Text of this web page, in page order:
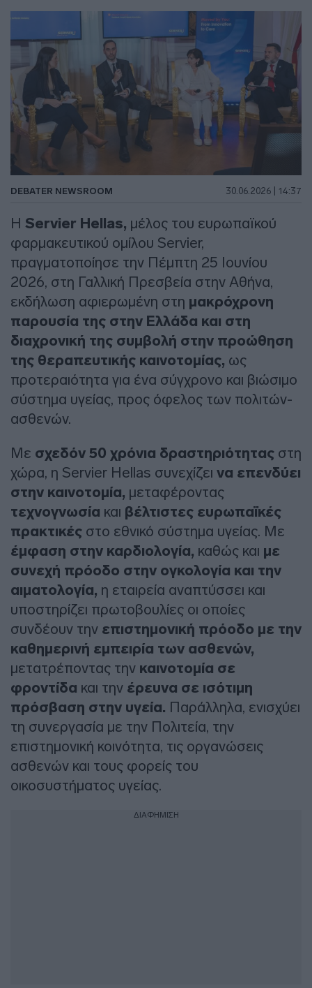
DEBATER NEWSROOM 30.06.2026 | 14:37
Η Servier Hellas, μέλος του ευρωπαϊκού
φαρμακευτικού ομίλου Servier,
πραγματοποίησε την Πέμπτη 25 Ιουνίου
2026, στη Γαλλική Πρεσβεία στην Αθήνα,
εκδήλωση αφιερωμένη στη μακρόχρονη
παρουσία της στην Ελλάδα και στη
διαχρονική της συμβολή στην προώθηση
της θεραπευτικής καινοτομίας, ως
προτεραιότητα για ένα σύγχρονο και βιώσιμο
σύστημα υγείας, προς όφελος των πολιτών-
ασθενών.
Με σχεδόν 50 χρόνια δραστηριότητας στη
χώρα, η Servier Hellas συνεχίζει να επενδύει
στην καινοτομία, μεταφέροντας
τεχνογνωσία και βέλτιστες ευρωπαϊκές
πρακτικές στο εθνικό σύστημα υγείας. Με
έμφαση στην καρδιολογία, καθώς και με
συνεχή πρόοδο στην ογκολογία και την
αιματολογία, η εταιρεία αναπτύσσει και
υποστηρίζει πρωτοβουλίες οι οποίες
συνδέουν την επιστημονική πρόοδο με την
καθημερινή εμπειρία των ασθενών,
μετατρέποντας την καινοτομία σε
φροντίδα και την έρευνα σε ισότιμη
πρόσβαση στην υγεία. Παράλληλα, ενισχύει
τη συνεργασία με την Πολιτεία, την
επιστημονική κοινότητα, τις οργανώσεις
ασθενών και τους φορείς του
οικοσυστήματος υγείας.
ΔΙΑΦΗΜΙΣΗ